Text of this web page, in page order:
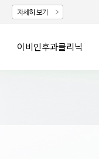
이비인후과클리닉